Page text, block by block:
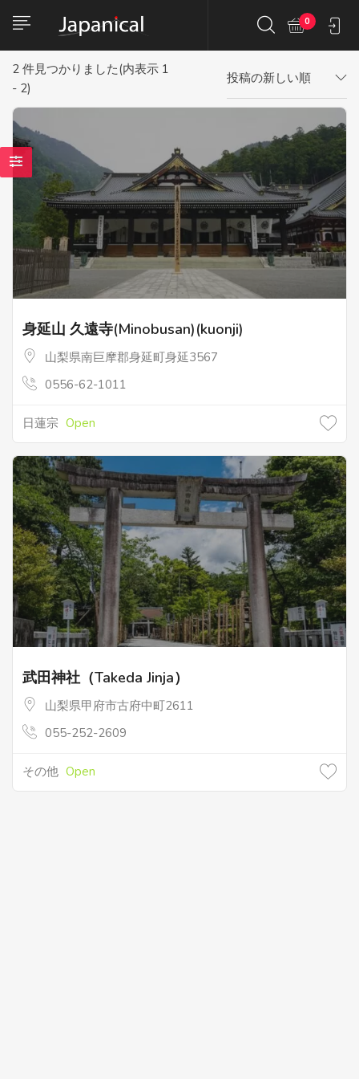
0
2 件見つかりました(内表示 1
- 2)
投稿の新しい順
身延山 久遠寺(Minobusan)(kuonji)
山梨県南巨摩郡身延町身延3567
0556-62-1011
日蓮宗 Open
武田神社（Takeda Jinja）
山梨県甲府市古府中町2611
055-252-2609
その他 Open